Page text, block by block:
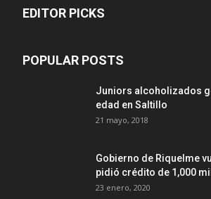
EDITOR PICKS
POPULAR POSTS
Juniors alcoholizados
edad en Saltillo
21 mayo, 2018
Gobierno de Riquelme
pidió crédito de 1,000
23 enero, 2020